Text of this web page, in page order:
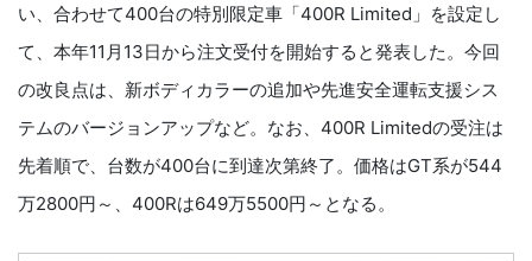
い、合わせて400台の特別限定車「400R Limited」を設定し
て、本年11月13日から注文受付を開始すると発表した。今回
の改良点は、新ボディカラーの追加や先進安全運転支援シス
テムのバージョンアップなど。なお、400R Limitedの受注は
先着順で、台数が400台に到達次第終了。価格はGT系が544
万2800円～、400Rは649万5500円～となる。